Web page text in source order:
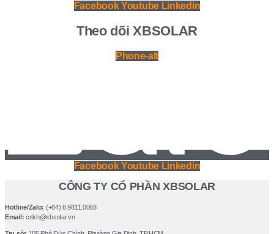
Facebook Youtube Linkedin
Theo dõi XBSOLAR
Phone-alt
Facebook Youtube Linkedin
CÔNG TY CỔ PHẦN XBSOLAR
Hotline/Zalo: (+84) 8.9811.0068
Email: cskh@xbsolar.vn